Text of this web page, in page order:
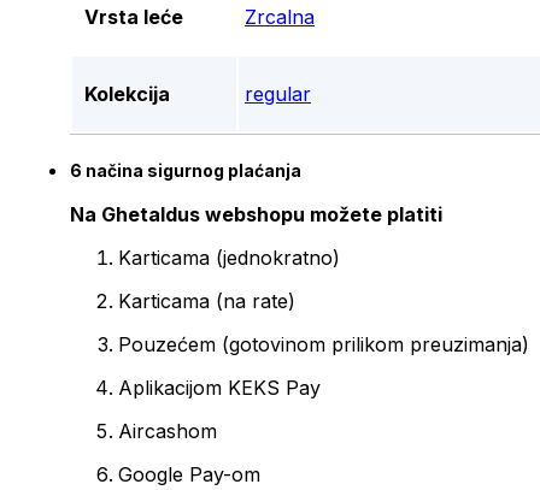
Vrsta leće Zrcalna
Kolekcija regular
6 načina sigurnog plaćanja
Na Ghetaldus webshopu možete platiti
Karticama (jednokratno)
Karticama (na rate)
Pouzećem (gotovinom prilikom preuzimanja)
Aplikacijom KEKS Pay
Aircashom
Google Pay-om